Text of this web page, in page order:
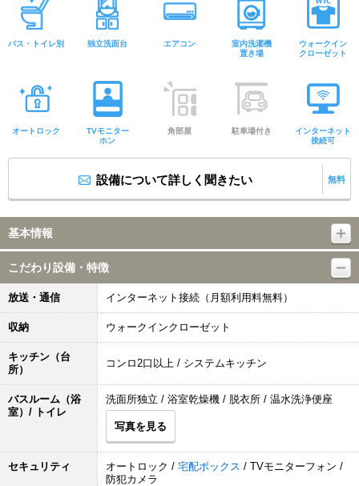
バス・トイレ別 独立洗面台 エアコン
室内洗濯機
置き場
ウォークイン
クローゼット
オートロック
TVモニター
ホン
角部屋 駐車場付き
インターネット
接続可
設備について詳しく聞きたい 無料
基本情報
こだわり設備・特徴
放送・通信 インターネット接続（月額利用料無料）
収納 ウォークインクローゼット
キッチン（台
所）
コンロ2口以上 / システムキッチン
バスルーム（浴
室）/ トイレ
洗面所独立 / 浴室乾燥機 / 脱衣所 / 温水洗浄便座
写真を見る
セキュリティ オートロック / 宅配ボックス / TVモニターフォン /
防犯カメラ